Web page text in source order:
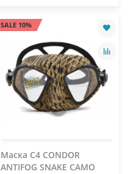
SALE 10%
Маска C4 CONDOR
ANTIFOG SNAKE CAMO